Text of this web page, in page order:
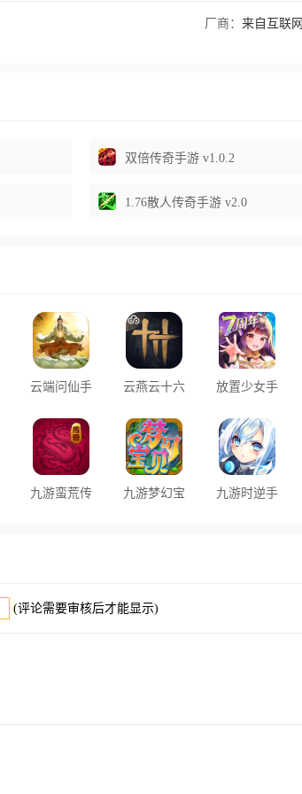
厂商： 来自互联网
双倍传奇手游 v1.0.2
1.76散人传奇手游 v2.0
云端问仙手
云燕云十六
放置少女手
安装
九游蛮荒传
九游梦幻宝
九游时逆手
(评论需要审核后才能显示)